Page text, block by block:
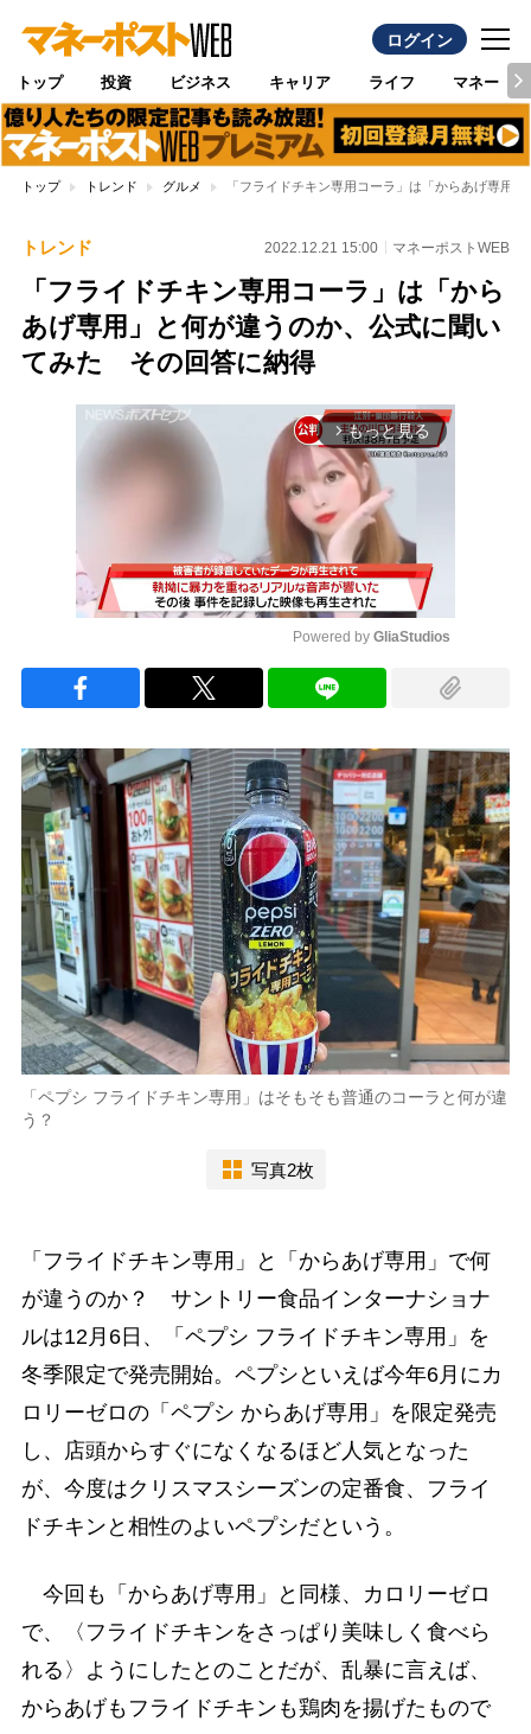
ログイン
トップ 投資 ビジネス キャリア ライフ マネー
トップ トレンド グルメ 「フライドチキン専用コーラ」は「からあげ専用
トレンド 2022.12.21 15:00 マネーポストWEB
「フライドチキン専用コーラ」は「から
あげ専用」と何が違うのか、公式に聞い
てみた その回答に納得
arrow_forward_ios もっと見る
Powered by GliaStudios
「ペプシ フライドチキン専用」はそもそも普通のコーラと何が違
う？
写真2枚
「フライドチキン専用」と「からあげ専用」で何
が違うのか？ サントリー食品インターナショナ
ルは12月6日、「ペプシ フライドチキン専用」を
冬季限定で発売開始。ペプシといえば今年6月にカ
ロリーゼロの「ペプシ からあげ専用」を限定発売
し、店頭からすぐになくなるほど人気となった
が、今度はクリスマスシーズンの定番食、フライ
ドチキンと相性のよいペプシだという。
今回も「からあげ専用」と同様、カロリーゼロ
で、〈フライドチキンをさっぱり美味しく食べら
れる〉ようにしたとのことだが、乱暴に言えば、
からあげもフライドチキンも鶏肉を揚げたもので